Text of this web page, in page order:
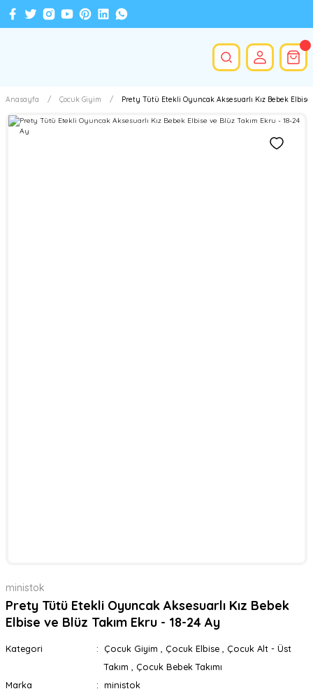
Anasayfa Çocuk Giyim Prety Tütü Etekli Oyuncak Aksesuarlı Kız Bebek Elbise
ministok
Prety Tütü Etekli Oyuncak Aksesuarlı Kız Bebek
Elbise ve Blüz Takım Ekru - 18-24 Ay
Kategori Çocuk Giyim Çocuk Elbise
Çocuk Alt - Üst
Takım
Çocuk Bebek Takımı
Marka
ministok